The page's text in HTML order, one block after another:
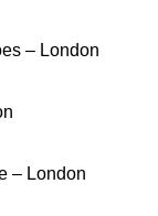
– London
– London